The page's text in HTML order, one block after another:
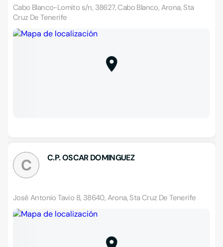
Cabo Blanco-Lomito s/n, 38627, Cabo Blanco, Arona, Sta
Cruz De Tenerife
C C.P. OSCAR DOMINGUEZ
José Antonio Tavio 8, 38640, Arona, Sta Cruz De Tenerife